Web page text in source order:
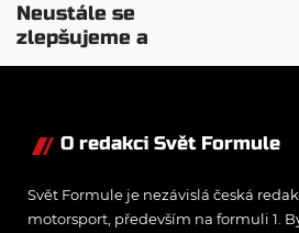
Neustále se
zlepšujeme a
rosteme, chválí Audi
O redakci Svět Formule
Svět Formule je nezávislá česká
motorsport, především na formuli 1.